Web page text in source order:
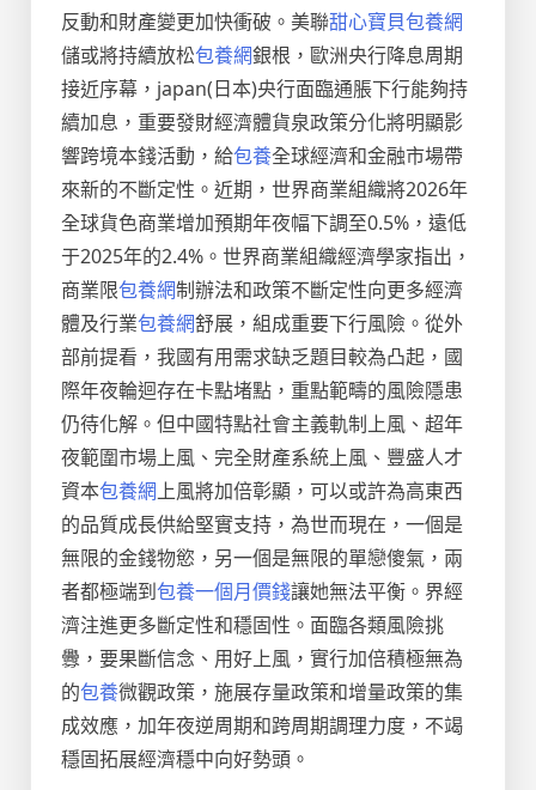
反動和財產變更加快衝破。美聯甜心寶貝包養網
儲或將持續放松包養網銀根，歐洲央行降息周期
接近序幕，japan(日本)央行面臨通脹下行能夠持
續加息，重要發財經濟體貨泉政策分化將明顯影
響跨境本錢活動，給包養全球經濟和金融市場帶
來新的不斷定性。近期，世界商業組織將2026年
全球貨色商業增加預期年夜幅下調至0.5%，遠低
于2025年的2.4%。世界商業組織經濟學家指出，
商業限包養網制辦法和政策不斷定性向更多經濟
體及行業包養網舒展，組成重要下行風險。從外
部前提看，我國有用需求缺乏題目較為凸起，國
際年夜輪迴存在卡點堵點，重點範疇的風險隱患
仍待化解。但中國特點社會主義軌制上風、超年
夜範圍市場上風、完全財產系統上風、豐盛人才
資本包養網上風將加倍彰顯，可以或許為高東西
的品質成長供給堅實支持，為世而現在，一個是
無限的金錢物慾，另一個是無限的單戀傻氣，兩
者都極端到包養一個月價錢讓她無法平衡。界經
濟注進更多斷定性和穩固性。面臨各類風險挑
釁，要果斷信念、用好上風，實行加倍積極無為
的包養微觀政策，施展存量政策和增量政策的集
成效應，加年夜逆周期和跨周期調理力度，不竭
穩固拓展經濟穩中向好勢頭。